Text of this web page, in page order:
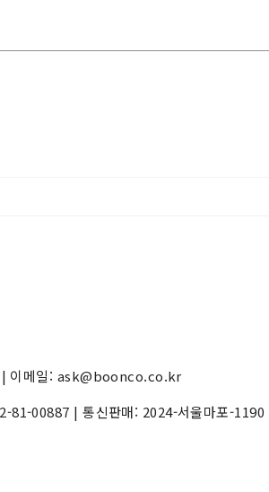
| 이메일: ask@boonco.co.kr
81-00887 | 통신판매: 2024-서울마포-1190